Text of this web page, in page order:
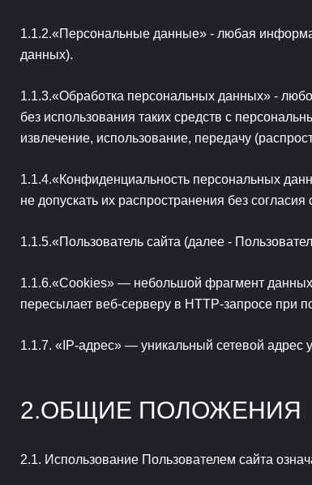
«Персональные данные» - любая
данных).
«Обработка персональных данных» -
без использования таких средств с
извлечение, использование, передачу
«Конфиденциальность персональных
не допускать их распространения без
«Пользователь сайта (далее -
«Cookies» — небольшой фрагмент
пересылает веб-серверу в HTTP-запросе при
«IP-адрес» — уникальный сетевой адрес
ОБЩИЕ ПОЛОЖЕНИЯ
Использование Пользователем сайта